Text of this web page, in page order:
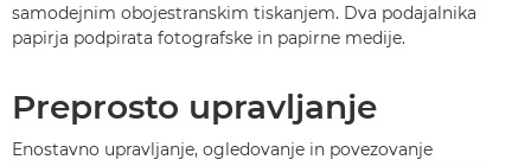
samodejnim obojestranskim tiskanjem. Dva podajalnika
papirja podpirata fotografske in papirne medije.
Preprosto upravljanje
Enostavno upravljanje, ogledovanje in povezovanje